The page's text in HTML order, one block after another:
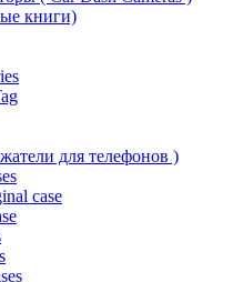
книги)
для телефонов )
case